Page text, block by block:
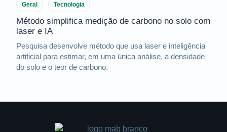
Geral Tecnologia
Método simplifica medição de carbono no solo com
laser e IA
Pesquisa desenvolve método que usa laser e inteligência
artificial para estimar, em uma única análise, a densidade
do solo e o teor de carbono.